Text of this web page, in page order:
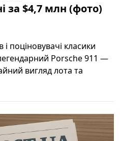
за $4,7 млн (фото)
поціновувачі класики
Porsche 911 —
вигляд лота та